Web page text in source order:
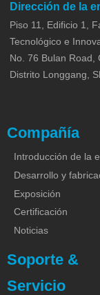
Dirección de la
Piso 11, Edificio 1,
Tecnológico e
No. 76 Bulan Road,
Distrito Longgang,
Compañía
Desarrollo y
Exposición
Certificación
Noticias
Soporte &
Servicio